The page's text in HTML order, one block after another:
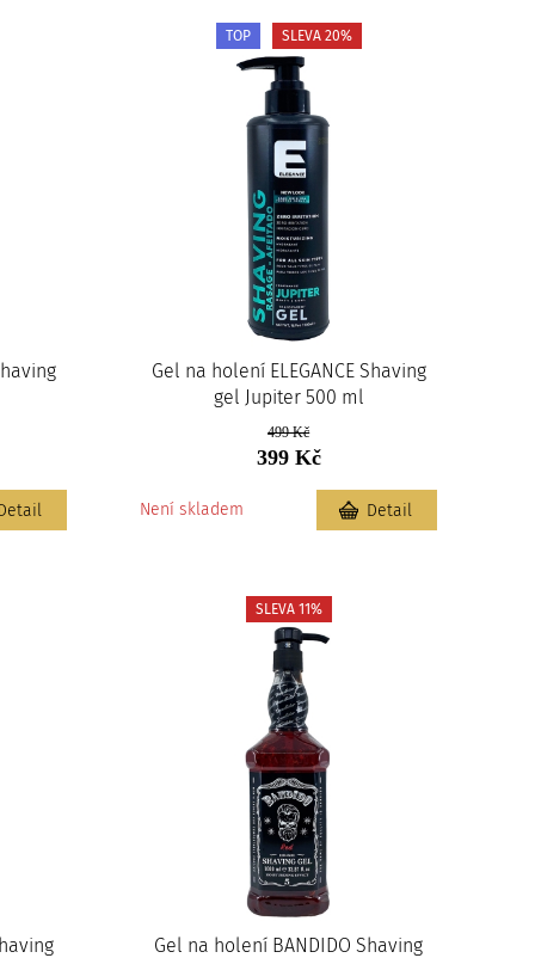
Gel na holení ELEGANCE Shaving
gel Jupiter 500 ml
TOP SLEVA 20%
499 Kč
399 Kč
Není skladem Detail
Gel na holení BANDIDO Shaving
SLEVA 11%